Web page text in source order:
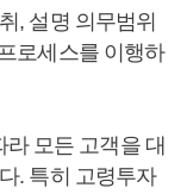
, 설명 의무범위
로세스를 이행하
모든 고객을 대
. 특히 고령투자